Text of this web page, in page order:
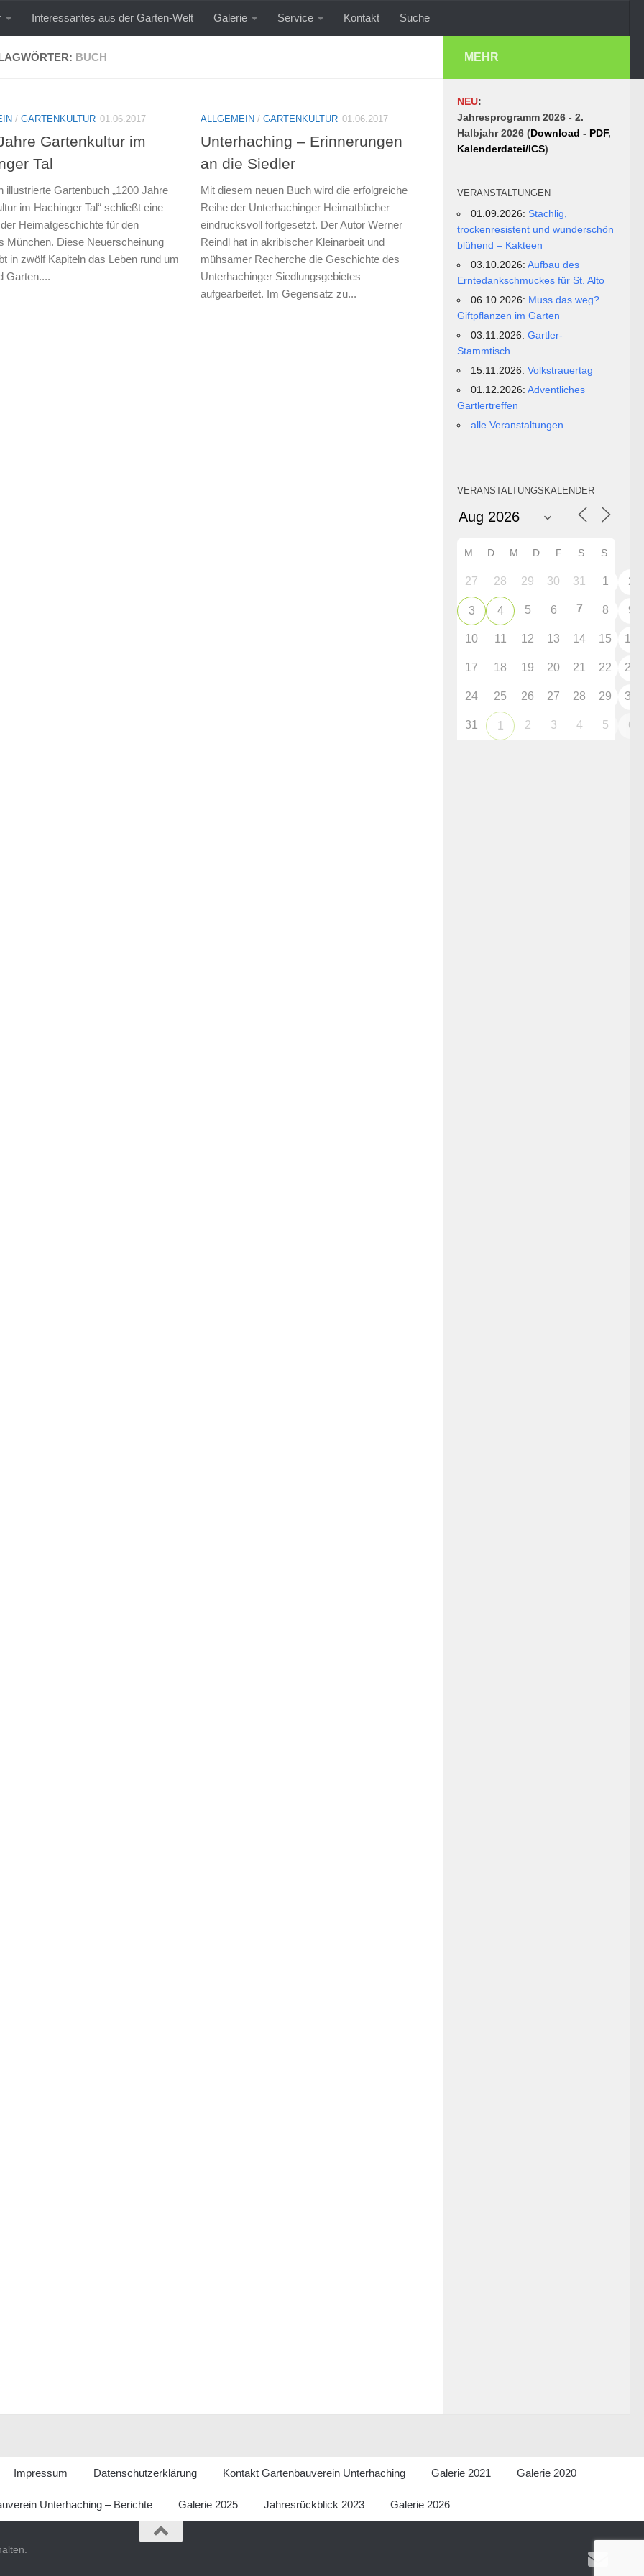
Interessantes aus der Garten-Welt Galerie Service Kontakt Suche
BUCH
/ GARTENKULTUR 01.06.2017
Gartenkultur im
Tal
illustrierte Gartenbuch „1200 Jahre
im Hachinger Tal“ schließt eine
Heimatgeschichte für den
München. Diese Neuerscheinung
in zwölf Kapiteln das Leben rund um
Garten....
ALLGEMEIN / GARTENKULTUR 01.06.2017
Unterhaching – Erinnerungen
an die Siedler
Mit diesem neuen Buch wird die erfolgreiche
Reihe der Unterhachinger Heimatbücher
eindrucksvoll fortgesetzt. Der Autor Werner
Reindl hat in akribischer Kleinarbeit und
mühsamer Recherche die Geschichte des
Unterhachinger Siedlungsgebietes
aufgearbeitet. Im Gegensatz zu...
wochentipps/398228/index.php
wochentipps/398636/index.php
MEHR
NEU:
Jahresprogramm 2026 - 2.
Halbjahr 2026 (Download - PDF,
Kalenderdatei/ICS)
VERANSTALTUNGEN
01.09.2026: Stachlig,
trockenresistent und wunderschön
blühend – Kakteen
03.10.2026:Aufbau des
Erntedankschmuckes für St. Alto
06.10.2026: Muss das weg?
Giftpflanzen im Garten
03.11.2026:Gartler-
Stammtisch
15.11.2026:Volkstrauertag
01.12.2026:Adventliches
Gartlertreffen
alle Veranstaltungen
VERANSTALTUNGSKALENDER
D D F S S
27 28 29 30 31 1 2
3 4 5 6 7 8 9
10 11 12 13 14 15 16
17 18 19 20 21 22 23
24 25 26 27 28 29 30
31 1 2 3 4 5 6
Impressum Datenschutzerklärung Kontakt Gartenbauverein Unterhaching Galerie 2021 Galerie 2020
Unterhaching – Berichte Galerie 2025 Jahresrückblick 2023 Galerie 2026